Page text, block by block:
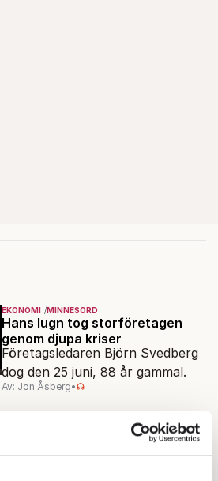
EKONOMI MINNESORD
Hans lugn tog storföretagen
genom djupa kriser
Företagsledaren Björn Svedberg
dog den 25 juni, 88 år gammal.
Av: Jon Åsberg•
Journalist var hon till sista
Titti Nylander,